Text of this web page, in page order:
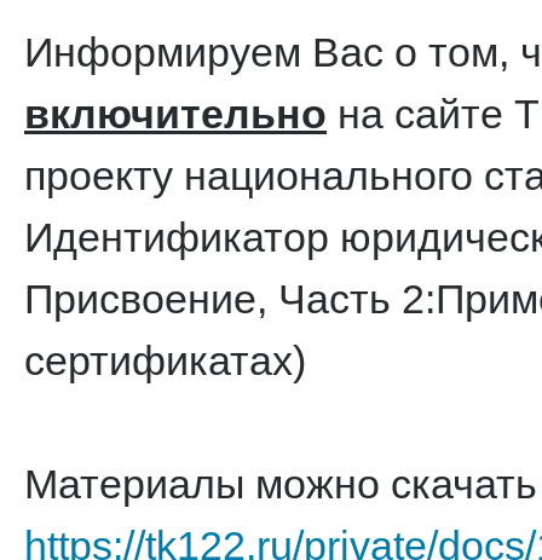
Информируем Вас о том,
включительно на сайте
проекту национального
Идентификатор
Присвоение, Часть
сертификатах)
Материалы можно
https://tk122.ru/private/